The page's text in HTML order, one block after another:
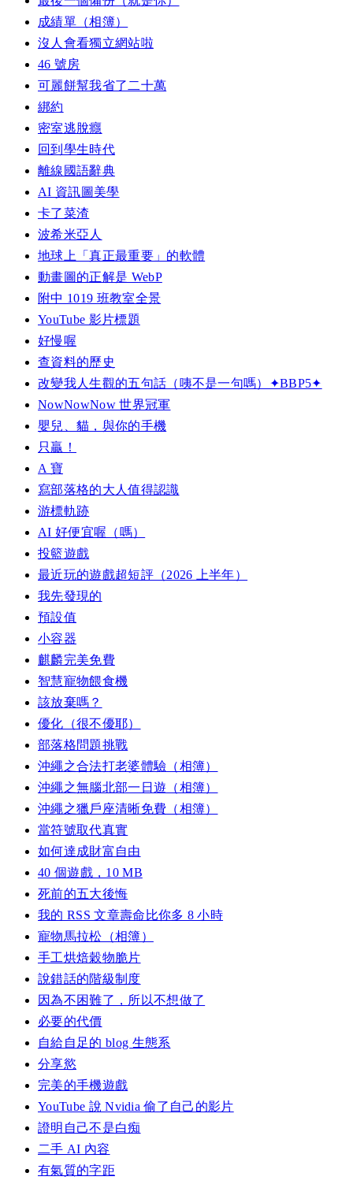
成績單（相簿）
沒人會看獨立網站啦
46 號房
可麗餅幫我省了二十萬
綁約
密室逃脫癮
回到學生時代
離線國語辭典
AI 資訊圖美學
卡了菜渣
波希米亞人
地球上「真正最重要」的軟體
動畫圖的正解是 WebP
附中 1019 班教室全景
YouTube 影片標題
好慢喔
查資料的歷史
改變我人生觀的五句話（咦不是一句嗎）✦BBP5✦
NowNowNow 世界冠軍
嬰兒、貓，與你的手機
只贏！
A 寶
寫部落格的大人值得認識
游標軌跡
AI 好便宜喔（嗎）
投籃遊戲
最近玩的遊戲超短評（2026 上半年）
我先發現的
預設值
小容器
麒麟完美免費
智慧寵物餵食機
該放棄嗎？
優化（很不優耶）
部落格問題挑戰
沖繩之合法打老婆體驗（相簿）
沖繩之無腦北部一日遊（相簿）
沖繩之獵戶座清晰免費（相簿）
當符號取代真實
如何達成財富自由
40 個遊戲，10 MB
死前的五大後悔
我的 RSS 文章壽命比你多 8 小時
寵物馬拉松（相簿）
手工烘焙穀物脆片
說錯話的階級制度
因為不困難了，所以不想做了
必要的代價
自給自足的 blog 生態系
分享慾
完美的手機遊戲
YouTube 說 Nvidia 偷了自己的影片
證明自己不是白痴
二手 AI 內容
有氣質的字距